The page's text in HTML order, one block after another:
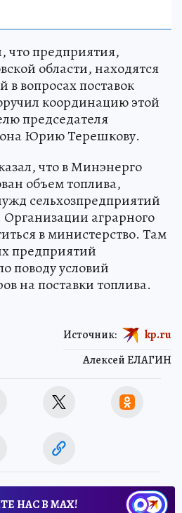
что предприятия,
области, находятся
в вопросах поставок
координацию этой
председателя
Юрию Терешкову.
что в Минэнерго
объем топлива,
сельхозпредприятий
аграрного
в министерство. Там
предприятий
поводу условий
на поставки топлива.
Алексей ЕЛАГИН
Источник: kp.ru
НАС В МАХ!